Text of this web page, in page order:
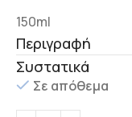
150ml
Περιγραφή
Συστατικά
Σε απόθεμα